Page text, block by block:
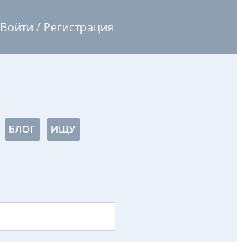
Войти / Регистрация
БЛОГ ИЩУ